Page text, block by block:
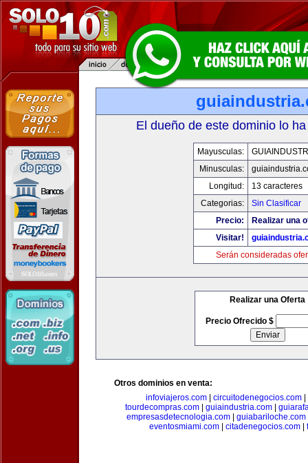
El dueño de este dominio lo
Mayusculas:
Minusculas:
Longitud:
13 caracteres
Categorias:
Sin Clasificar
Precio:
Realizar una
Visitar!
Serán consideradas
Realizar una Oferta
Precio Ofrecido $
Otros dominios en venta:
infoviajeros.com| circuitodenegocios.com|
tourdecompras.com| guiaindustria.com|
empresasdetecnologia.com| guiabariloche.com
eventosmiami.com
citadenegocios.com